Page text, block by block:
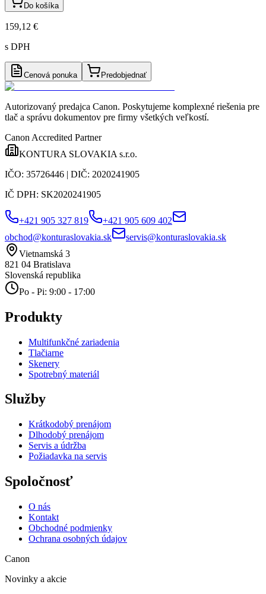
Do košíka
159,12 €
s DPH
Cenová ponuka Predobjednať
Autorizovaný predajca Canon. Poskytujeme komplexné riešenia pre
tlač a správu dokumentov pre firmy všetkých veľkostí.
Canon Accredited Partner
KONTURA SLOVAKIA s.r.o.
IČO: 35726446 | DIČ: 2020241905
IČ DPH: SK2020241905
+421 905 327 819
+421 905 609 402
obchod@konturaslovakia.sk
servis@konturaslovakia.sk
Vietnamská 3
821 04 Bratislava
Slovenská republika
Po - Pi: 9:00 - 17:00
Produkty
Multifunkčné zariadenia
Tlačiarne
Skenery
Spotrebný materiál
Služby
Krátkodobý prenájom
Dlhodobý prenájom
Servis a údržba
Požiadavka na servis
Spoločnosť
O nás
Kontakt
Obchodné podmienky
Ochrana osobných údajov
Canon
Novinky a akcie